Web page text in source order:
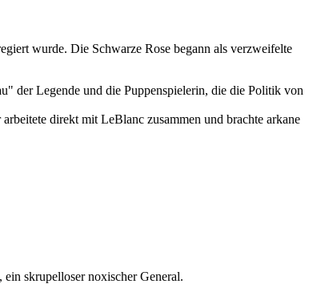
wurde. Die Schwarze Rose begann als verzweifelte
der Legende und die Puppenspielerin, die die Politik von
direkt mit LeBlanc zusammen und brachte arkane
, ein skrupelloser noxischer General.